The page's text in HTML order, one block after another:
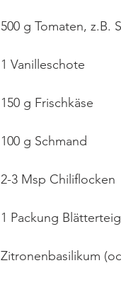
500 g Tomaten, z.B.
1 Vanilleschote
150 g Frischkäse
100 g Schmand
2-3 Msp Chiliflocken
1 Packung
Zitronenbasilikum